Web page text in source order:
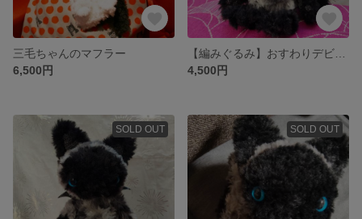
三毛ちゃんのマフラー
6,500円
4,500円
SOLD OUT SOLD OUT